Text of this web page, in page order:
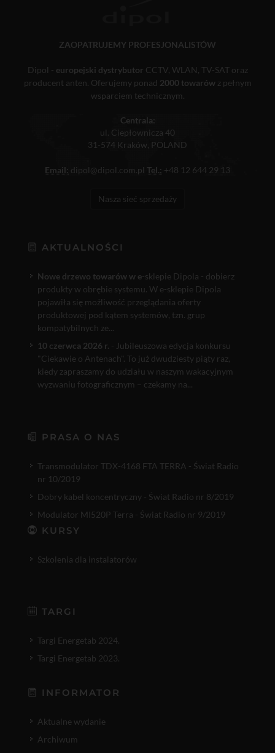
ZAOPATRUJEMY PROFESJONALISTÓW
Dipol - europejski dystrybutor CCTV, WLAN, TV-SAT oraz
producent anten. Oferujemy ponad 2000 towarówz pełnym
wsparciem technicznym.
Centrala:
ul. Ciepłownicza 40
31-574 Kraków, POLAND
Email: dipol@dipol.com.pl Tel.: +48 12 644 29 13
Nasza sieć sprzedaży
AKTUALNOŚCI
Nowe drzewo towarów w e-sklepie Dipola - dobierz
produkty w obrębie systemu. W e-sklepie Dipola
pojawiła się możliwość przeglądania oferty
produktowej pod kątem systemów, tzn. grup
kompatybilnych ze...
10 czerwca 2026 r. - Jubileuszowa edycja konkursu
"Ciekawie o Antenach". To już dwudziesty piąty raz,
kiedy zapraszamy do udziału w naszym wakacyjnym
wyzwaniu fotograficznym – czekamy na...
PRASA O NAS
Transmodulator TDX-4168 FTA TERRA - Świat Radio
nr 10/2019
Dobry kabel koncentryczny - Świat Radio nr 8/2019
Modulator MI520P Terra - Świat Radio nr 9/2019
KURSY
Szkolenia dla instalatorów
TARGI
Targi Energetab 2024.
Targi Energetab 2023.
INFORMATOR
Aktualne wydanie
Archiwum